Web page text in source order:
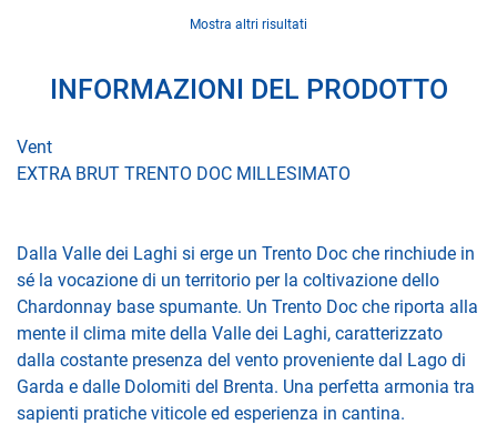
Mostra altri risultati
INFORMAZIONI DEL PRODOTTO
Vent
EXTRA BRUT TRENTO DOC MILLESIMATO
Dalla Valle dei Laghi si erge un Trento Doc che rinchiude in
sé la vocazione di un territorio per la coltivazione dello
Chardonnay base spumante. Un Trento Doc che riporta alla
mente il clima mite della Valle dei Laghi, caratterizzato
dalla costante presenza del vento proveniente dal Lago di
Garda e dalle Dolomiti del Brenta. Una perfetta armonia tra
sapienti pratiche viticole ed esperienza in cantina.